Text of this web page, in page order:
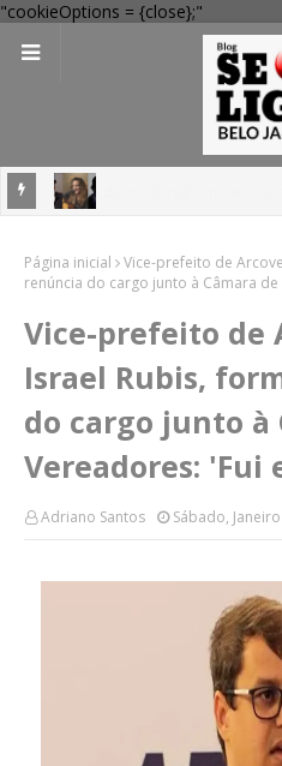
"cookieOptions = {close};"
Maria Rita e mais em
Página inicial
Vice-prefeito de
renúncia do cargo junto à Câmara
Vice-prefeito de
Israel Rubis,
do cargo junto à
Vereadores: 'Fui
Adriano Santos Sábado,